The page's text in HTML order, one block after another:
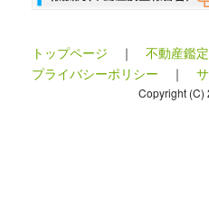
トップページ ｜ 不動産鑑
プライバシーポリシー ｜
Copyright (C)